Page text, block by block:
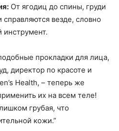
От ягодиц до спины, груди
справляются везде, словно
прокладки для лица,
директор по красоте и
Health, – теперь же
их на всем теле!
грубая, что
кожи.”